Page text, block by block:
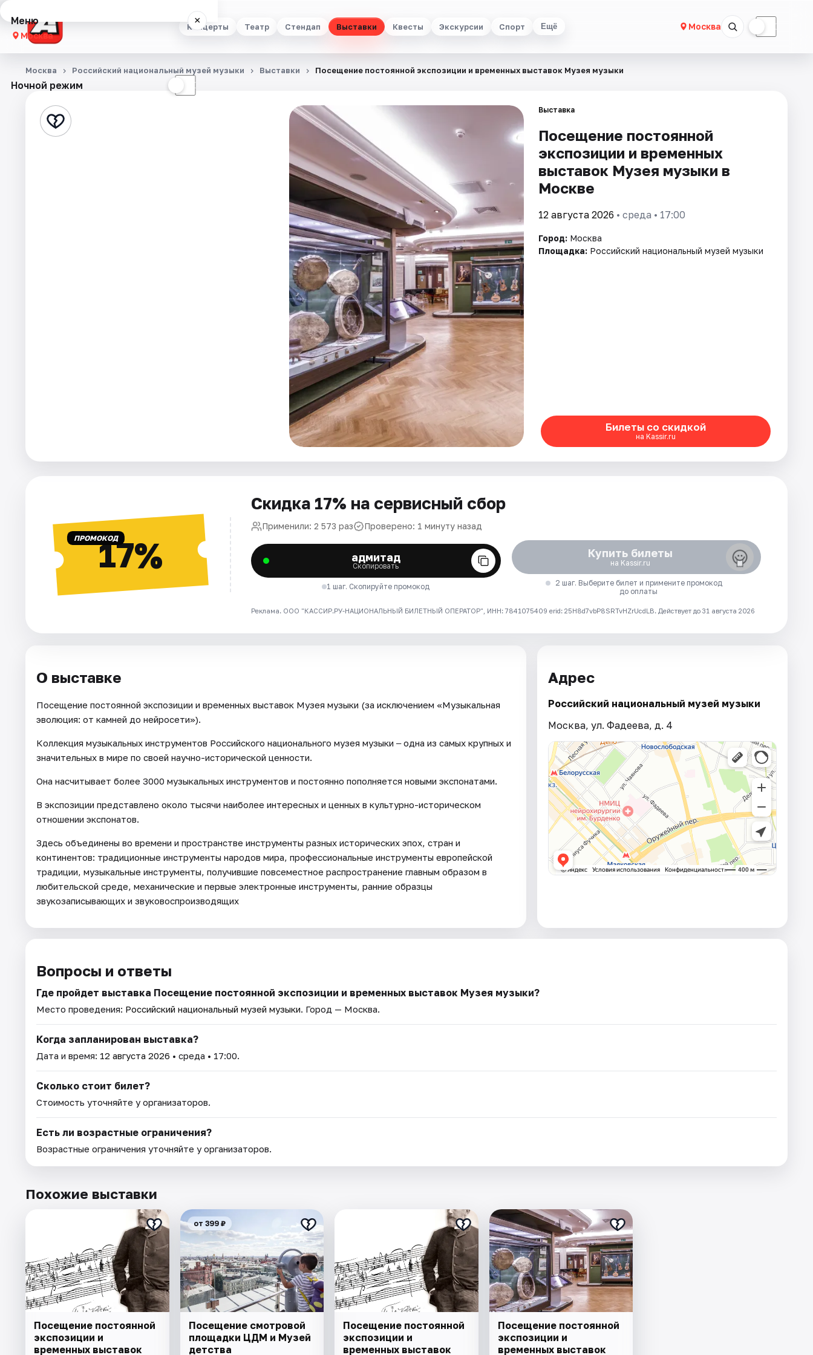
Концерты Театр Стендап Выставки Квесты Экскурсии Спорт Ещё Москва ☾
Меню ×
Москва
Концерты
Стендап
Ночной режим ☾
Москва Российский национальный музей музыки Выставки Посещение постоянной экспозиции и временных выставок Музея музыки
Выставка
Посещение постоянной
экспозиции и временных
выставок Музея музыки в
Москве
12 августа 2026 • среда • 17:00
Город: Москва
Площадка: Российский национальный музей музыки
Билеты со скидкой
на Kassir.ru
ПРОМОКОД17%
Скидка 17% на сервисный сбор
Применили: 2 573 раз Проверено: 1 минуту назад
адмитад
Скопировать
1 шаг. Скопируйте промокод
Купить билеты
на Kassir.ru
2 шаг. Выберите билет и примените промокод
до оплаты
Реклама. ООО "КАССИР.РУ-НАЦИОНАЛЬНЫЙ БИЛЕТНЫЙ ОПЕРАТОР", ИНН: 7841075409 erid: 25H8d7vbP8SRTvHZrUcdLB. Действует до 31 августа 2026
О выставке
Посещение постоянной экспозиции и временных выставок Музея музыки (за исключением «Музыкальная
эволюция: от камней до нейросети»).
Коллекция музыкальных инструментов Российского национального музея музыки ‒ одна из самых крупных и
значительных в мире по своей научно-исторической ценности.
Она насчитывает более 3000 музыкальных инструментов и постоянно пополняется новыми экспонатами.
В экспозиции представлено около тысячи наиболее интересных и ценных в культурно-историческом
отношении экспонатов.
Здесь объединены во времени и пространстве инструменты разных исторических эпох, стран и
континентов: традиционные инструменты народов мира, профессиональные инструменты европейской
традиции, музыкальные инструменты, получившие повсеместное распространение главным образом в
любительской среде, механические и первые электронные инструменты, ранние образцы
звукозаписывающих и звуковоспроизводящих
Адрес
Российский национальный музей музыки
Москва, ул. Фадеева, д. 4
Вопросы и ответы
Где пройдет выставка Посещение постоянной экспозиции и временных выставок Музея музыки?
Место проведения: Российский национальный музей музыки. Город — Москва.
Когда запланирован выставка?
Дата и время: 12 августа 2026 • среда • 17:00.
Сколько стоит билет?
Стоимость уточняйте у организаторов.
Есть ли возрастные ограничения?
Возрастные ограничения уточняйте у организаторов.
Похожие выставки
Посещение постоянной
экспозиции и
временных выставок
от 399 ₽
Посещение смотровой
площадки ЦДМ и Музей
детства
Посещение постоянной
экспозиции и
временных выставок
Посещение постоянной
экспозиции и
временных выставок